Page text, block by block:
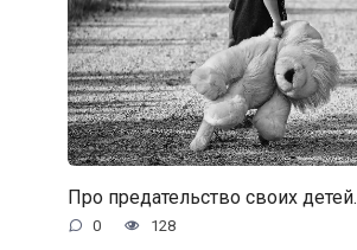
Про предательство своих детей.
0 128